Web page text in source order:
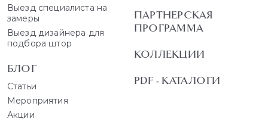
Выезд специалиста на
замеры
Выезд дизайнера для
подбора штор
БЛОГ
Статьи
Мероприятия
Акции
ПАРТНЕРСКАЯ
ПРОГРАММА
КОЛЛЕКЦИИ
PDF - КАТАЛОГИ